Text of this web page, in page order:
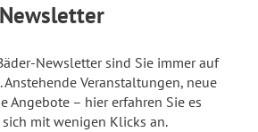
Newsletter sind Sie immer auf
Veranstaltungen, neue
Angebote – hier erfahren Sie es
mit wenigen Klicks an.